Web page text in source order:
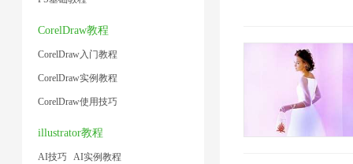
CorelDraw教程
CorelDraw入门教程
CorelDraw实例教程
CorelDraw使用技巧
illustrator教程
AI技巧 AI实例教程